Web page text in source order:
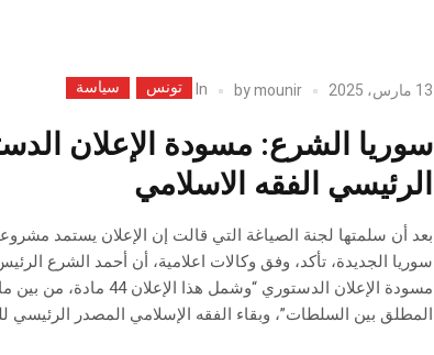
13 مارس، 2025 bymounir
In تونس سياسة
سوريا الشرع: مسودة الإعلان
الرئيسي الفقه الاسلامي
بعد أن سلمتها لجنة الصياغة التي قالت إن الإعلان يستمد
سوريا الجديدة، تأكد، وفق وكالات اعلامية، أن أحمد الشرع
مسودة الإعلان الدستوري “وشمل
المطلق بين السلطات”، وبقاء الفقه الإسلامي المصدر الرئيسي